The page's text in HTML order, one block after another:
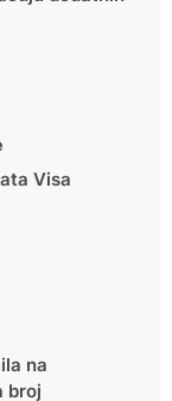
Visa
na
broj